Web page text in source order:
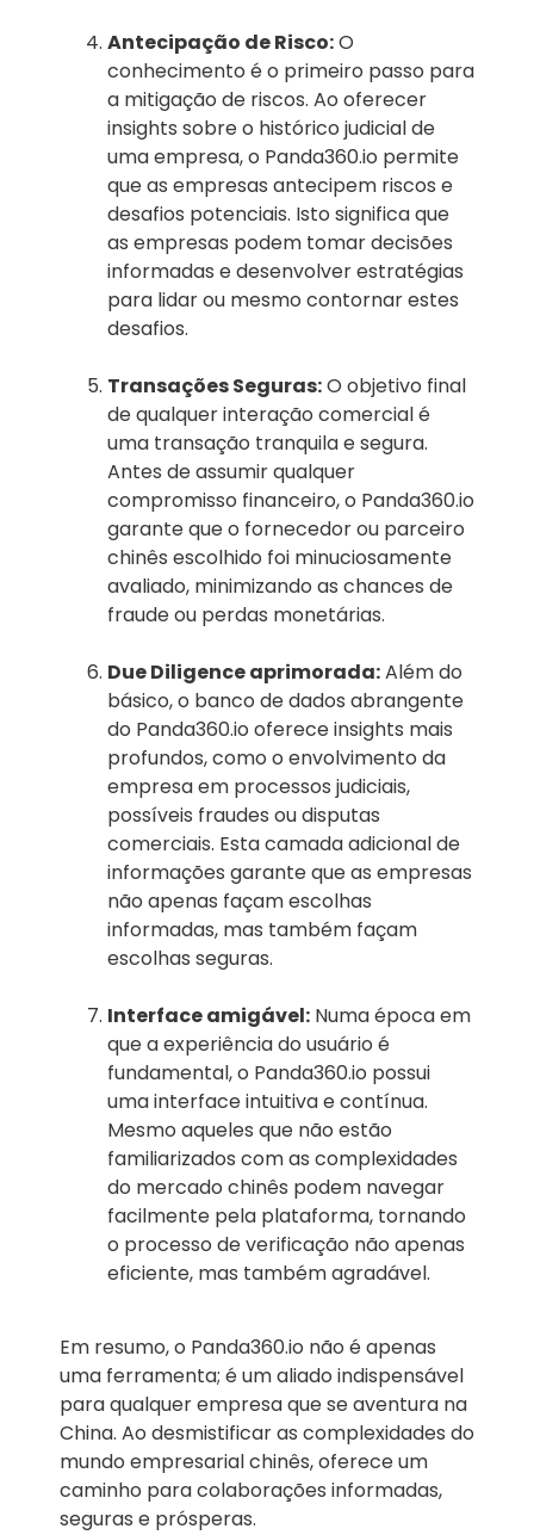
Antecipação de Risco:O
conhecimento é o primeiro passo para
a mitigação de riscos. Ao oferecer
insights sobre o histórico judicial de
uma empresa, o Panda360.io permite
que as empresas antecipem riscos e
desafios potenciais. Isto significa que
as empresas podem tomar decisões
informadas e desenvolver estratégias
para lidar ou mesmo contornar estes
desafios.
Transações Seguras:O objetivo final
de qualquer interação comercial é
uma transação tranquila e segura.
Antes de assumir qualquer
compromisso financeiro, o Panda360.io
garante que o fornecedor ou parceiro
chinês escolhido foi minuciosamente
avaliado, minimizando as chances de
fraude ou perdas monetárias.
Due Diligence aprimorada:Além do
básico, o banco de dados abrangente
do Panda360.io oferece insights mais
profundos, como o envolvimento da
empresa em processos judiciais,
possíveis fraudes ou disputas
comerciais. Esta camada adicional de
informações garante que as empresas
não apenas façam escolhas
informadas, mas também façam
escolhas seguras.
Interface amigável: Numa época em
que a experiência do usuário é
fundamental, o Panda360.io possui
uma interface intuitiva e contínua.
Mesmo aqueles que não estão
familiarizados com as complexidades
do mercado chinês podem navegar
facilmente pela plataforma, tornando
o processo de verificação não apenas
eficiente, mas também agradável.
Em resumo, o Panda360.io não é apenas
uma ferramenta; é um aliado indispensável
para qualquer empresa que se aventura na
China. Ao desmistificar as complexidades do
mundo empresarial chinês, oferece um
caminho para colaborações informadas,
seguras e prósperas.